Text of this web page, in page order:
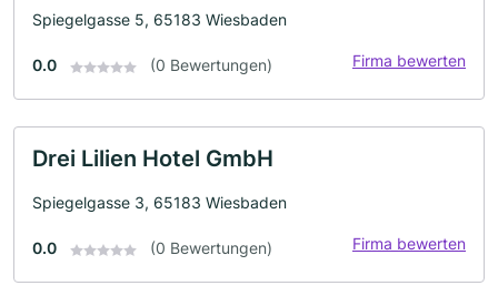
Spiegelgasse 5, 65183 Wiesbaden
0.0 (0 Bewertungen) Firma bewerten
Drei Lilien Hotel GmbH
Spiegelgasse 3, 65183 Wiesbaden
0.0 (0 Bewertungen) Firma bewerten